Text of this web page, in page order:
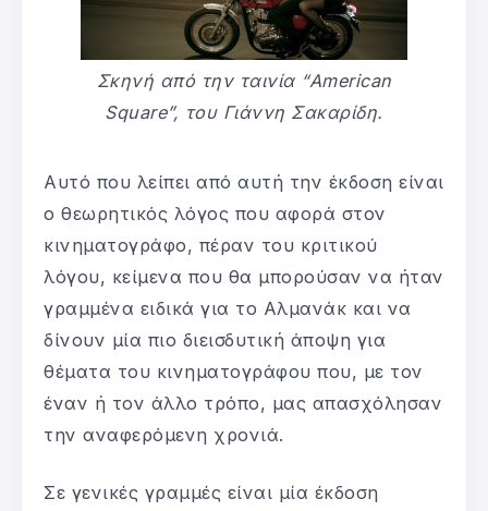
Σκηνή από την ταινία “American
Square”, του Γιάννη Σακαρίδη.
Αυτό που λείπει από αυτή την έκδοση είναι
ο θεωρητικός λόγος που αφορά στον
κινηματογράφο, πέραν του κριτικού
λόγου, κείμενα που θα μπορούσαν να ήταν
γραμμένα ειδικά για το Αλμανάκ και να
δίνουν μία πιο διεισδυτική άποψη για
θέματα του κινηματογράφου που, με τον
έναν ή τον άλλο τρόπο, μας απασχόλησαν
την αναφερόμενη χρονιά.
Σε γενικές γραμμές είναι μία έκδοση